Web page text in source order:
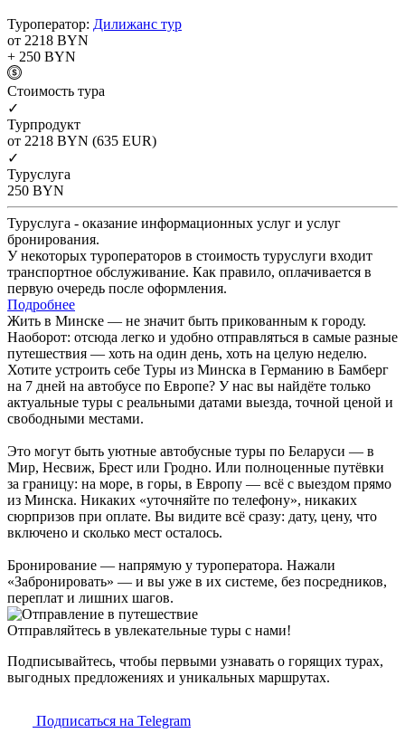
Туроператор: Дилижанс тур
от 2218 BYN
+ 250 BYN
Cтоимость тура
✓
Турпродукт
от 2218 BYN (635 EUR)
✓
Туруслуга
250 BYN
Туруслуга - оказание информационных услуг и услуг
бронирования.
У некоторых туроператоров в стоимость туруслуги входит
транспортное обслуживание. Как правило, оплачивается в
первую очередь после оформления.
Подробнее
Жить в Минске — не значит быть прикованным к городу.
Наоборот: отсюда легко и удобно отправляться в самые разные
путешествия — хоть на один день, хоть на целую неделю.
Хотите устроить себе Туры из Минска в Германию в Бамберг
на 7 дней на автобусе по Европе? У нас вы найдёте только
актуальные туры с реальными датами выезда, точной ценой и
свободными местами.
Это могут быть уютные автобусные туры по Беларуси — в
Мир, Несвиж, Брест или Гродно. Или полноценные путёвки
за границу: на море, в горы, в Европу — всё с выездом прямо
из Минска. Никаких «уточняйте по телефону», никаких
сюрпризов при оплате. Вы видите всё сразу: дату, цену, что
включено и сколько мест осталось.
Бронирование — напрямую у туроператора. Нажали
«Забронировать» — и вы уже в их системе, без посредников,
переплат и лишних шагов.
Отправляйтесь в увлекательные туры с нами!
Подписывайтесь, чтобы первыми узнавать о горящих турах,
выгодных предложениях и уникальных маршрутах.
Подписаться на Telegram